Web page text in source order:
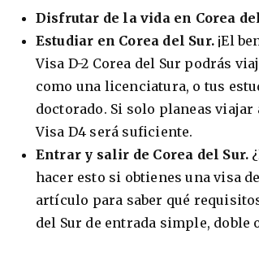
Disfrutar de la vida en Corea
Estudiar en Corea del Sur. ¡El
Visa D-2 Corea del Sur podrás
como una licenciatura, o tus
doctorado. Si solo planeas
Visa D4 será suficiente.
Entrar y salir de Corea del Sur.
hacer esto si obtienes una visa
artículo para saber qué
del Sur de entrada simple, doble